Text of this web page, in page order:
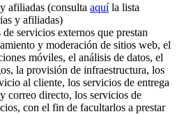
afiliadas (consulta aquíla lista
y afiliadas)
servicios externos que prestan
y moderación de sitios web, el
móviles, el análisis de datos, el
la provisión de infraestructura, los
al cliente, los servicios de entrega
correo directo, los servicios de
con el fin de facultarlos a prestar